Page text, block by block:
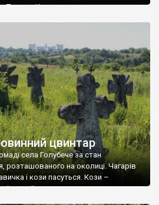
Палац у Красному вразив не лише
цвинтар
села Голубече за стан
розташованого на околиці. Чагарів
і кози пасуться. Кози –
для старих кладовищ,